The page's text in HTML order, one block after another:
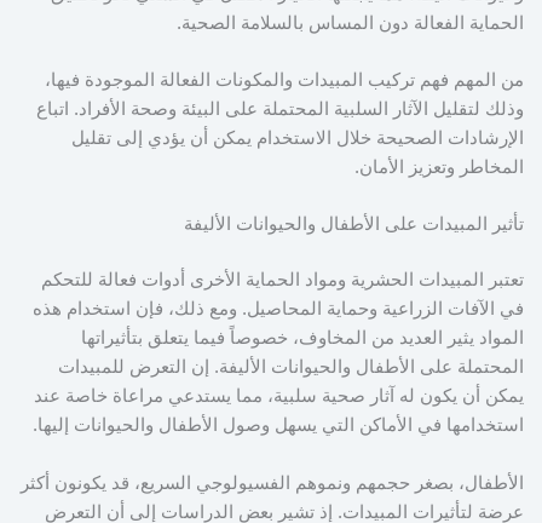
الحماية الفعالة دون المساس بالسلامة الصحية.
من المهم فهم تركيب المبيدات والمكونات الفعالة الموجودة فيها،
وذلك لتقليل الآثار السلبية المحتملة على البيئة وصحة الأفراد. اتباع
الإرشادات الصحيحة خلال الاستخدام يمكن أن يؤدي إلى تقليل
المخاطر وتعزيز الأمان.
تأثير المبيدات على الأطفال والحيوانات الأليفة
تعتبر المبيدات الحشرية ومواد الحماية الأخرى أدوات فعالة للتحكم
في الآفات الزراعية وحماية المحاصيل. ومع ذلك، فإن استخدام هذه
المواد يثير العديد من المخاوف، خصوصاً فيما يتعلق بتأثيراتها
المحتملة على الأطفال والحيوانات الأليفة. إن التعرض للمبيدات
يمكن أن يكون له آثار صحية سلبية، مما يستدعي مراعاة خاصة عند
استخدامها في الأماكن التي يسهل وصول الأطفال والحيوانات إليها.
الأطفال، بصغر حجمهم ونموهم الفسيولوجي السريع، قد يكونون أكثر
عرضة لتأثيرات المبيدات. إذ تشير بعض الدراسات إلى أن التعرض